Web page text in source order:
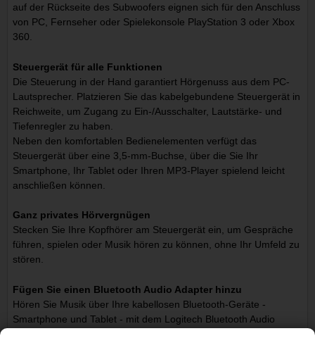
auf der Rückseite des Subwoofers eignen sich für den Anschluss
von PC, Fernseher oder Spielekonsole PlayStation 3 oder Xbox
360.
Steuergerät für alle Funktionen
Die Steuerung in der Hand garantiert Hörgenuss aus dem PC-
Lautsprecher. Platzieren Sie das kabelgebundene Steuergerät in
Reichweite, um Zugang zu Ein-/Ausschalter, Lautstärke- und
Tiefenregler zu haben.
Neben den komfortablen Bedienelementen verfügt das
Steuergerät über eine 3,5-mm-Buchse, über die Sie Ihr
Smartphone, Ihr Tablet oder Ihren MP3-Player spielend leicht
anschließen können.
Ganz privates Hörvergnügen
Stecken Sie Ihre Kopfhörer am Steuergerät ein, um Gespräche
führen, spielen oder Musik hören zu können, ohne Ihr Umfeld zu
stören.
Fügen Sie einen Bluetooth Audio Adapter hinzu
Hören Sie Musik über Ihre kabellosen Bluetooth-Geräte -
Smartphone und Tablet - mit dem Logitech Bluetooth Audio